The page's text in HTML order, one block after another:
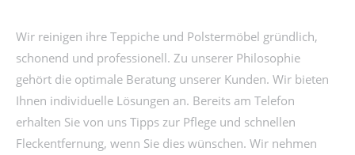
Wir reinigen ihre Teppiche und Polstermöbel gründlich,
schonend und professionell. Zu unserer Philosophie
gehört die optimale Beratung unserer Kunden. Wir bieten
Ihnen individuelle Lösungen an. Bereits am Telefon
erhalten Sie von uns Tipps zur Pflege und schnellen
Fleckentfernung, wenn Sie dies wünschen. Wir nehmen